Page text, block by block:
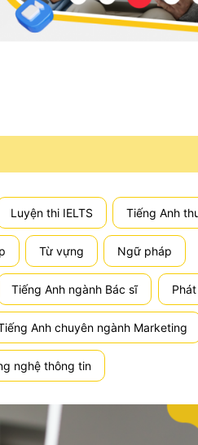
Luyện thi IELTS Tiếng Anh
Từ vựng Ngữ pháp
Tiếng Anh ngành Bác sĩ
Anh chuyên ngành Marketing
nghệ thông tin